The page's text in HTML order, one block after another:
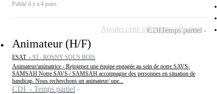
Publié il y a 4 jours
Animateur (H/F)
ESAT - 93 - ROSNY SOUS BOIS
Animateur/animatrice - Rejoignez une équipe engagée au sein de notre SAVS-
SAMSAH Notre SAVS / SAMSAH accompagne des personnes en situation de
handicap. Nous recherchons un animateur/ une...
CDI - Temps partiel
CDITemps partiel
Ajouter cette offre à ma sélection